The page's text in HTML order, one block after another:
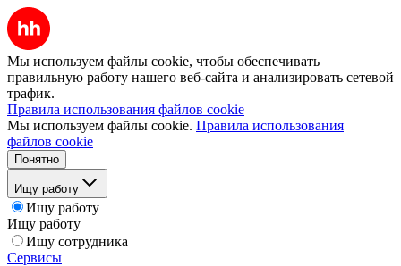
Мы используем файлы cookie, чтобы обеспечивать
правильную работу нашего веб-сайта и анализировать сетевой
трафик.
Правила использования файлов cookie
Мы используем файлы cookie. Правила использования
файлов cookie
Понятно
Ищу работу
Ищу работу
Ищу работу
Ищу сотрудника
Сервисы